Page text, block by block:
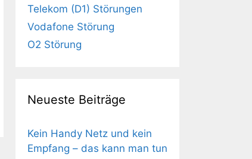
Telekom (D1) Störungen
Vodafone Störung
O2 Störung
Neueste Beiträge
Kein Handy Netz und kein
Empfang – das kann man tun